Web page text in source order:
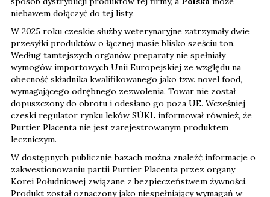
niebawem dołączyć do tej listy.
W 2025 roku czeskie służby weterynaryjne zatrzymały dwie
przesyłki produktów o łącznej masie blisko sześciu ton.
Według tamtejszych organów preparaty nie spełniały
wymogów importowych Unii Europejskiej ze względu na
obecność składnika kwalifikowanego jako tzw. novel food,
wymagającego odrębnego zezwolenia. Towar nie został
dopuszczony do obrotu i odesłano go poza UE. Wcześniej
czeski regulator rynku leków SÚKL informował również, że
Purtier Placenta nie jest zarejestrowanym produktem
leczniczym.
W dostępnych publicznie bazach można znaleźć informacje o
zakwestionowaniu partii Purtier Placenta przez organy
Korei Południowej związane z bezpieczeństwem żywności.
Produkt został oznaczony jako niespełniający wymagań w